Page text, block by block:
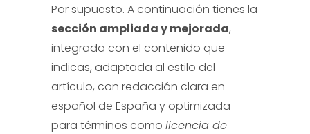
Por supuesto. A continuación tienes la
sección ampliada y mejorada,
integrada con el contenido que
indicas, adaptada al estilo del
artículo, con redacción clara en
español de España y optimizada
para términos como licencia de